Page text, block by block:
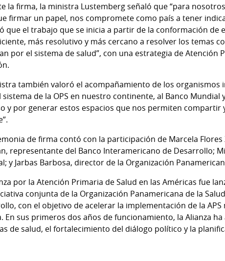
la firma, la ministra Lustemberg señaló que “para
firmar un papel, nos compromete como país a tener
que el trabajo que se inicia a partir de la conformación de
más resolutivo y más cercano a resolver los temas
por el sistema de salud”, con una estrategia de Atención
también valoró el acompañamiento de los organismos
de la OPS en nuestro continente, al Banco Mundial
y por generar estos espacios que nos permiten
de firma contó con la participación de Marcela
representante del Banco Interamericano de Desarrollo;
y Jarbas Barbosa, director de la Organización
por la Atención Primaria de Salud en las Américas fue
conjunta de la Organización Panamericana de la
con el objetivo de acelerar la implementación de la
En sus primeros dos años de funcionamiento, la Alianza
de salud, el fortalecimiento del diálogo político y la